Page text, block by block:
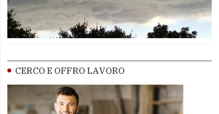
CERCO E OFFRO LAVORO